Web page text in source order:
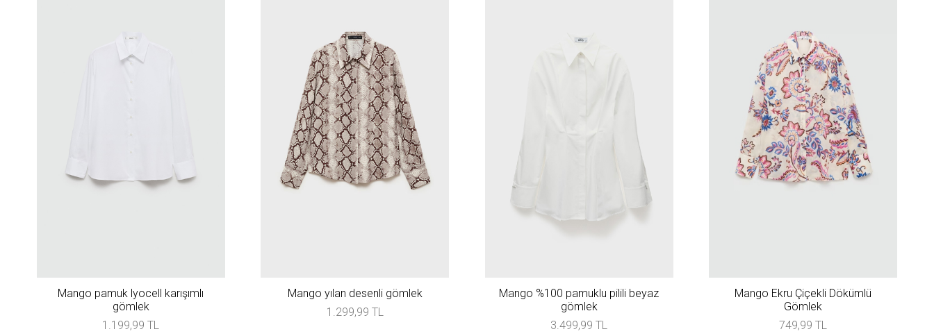
Mango pamuk lyocell karışımlı
gömlek
1.199,99 TL
Mango yılan desenli gömlek
1.299,99 TL
Mango %100 pamuklu pilili beyaz
gömlek
3.499,99 TL
Mango Ekru Çiçekli Dökümlü
Gömlek
749,99 TL